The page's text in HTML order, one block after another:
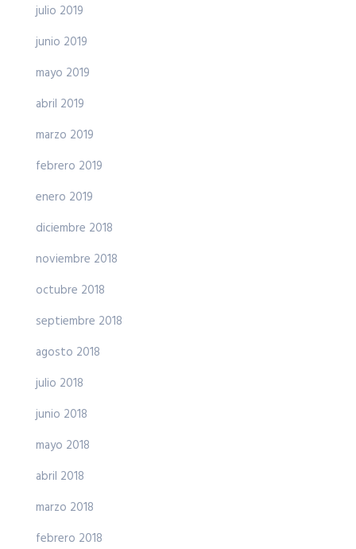
julio 2019
junio 2019
mayo 2019
abril 2019
marzo 2019
febrero 2019
enero 2019
diciembre 2018
noviembre 2018
octubre 2018
septiembre 2018
agosto 2018
julio 2018
junio 2018
mayo 2018
abril 2018
marzo 2018
febrero 2018